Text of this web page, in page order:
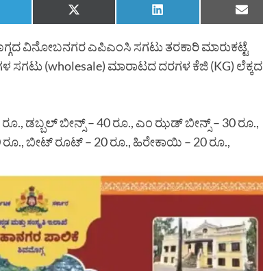
ವಿನೋಬನಗರ ಎಪಿಎಂಸಿ ಸಗಟು ತರಕಾರಿ ಮಾರುಕಟ್ಟೆ
ಸಗಟು (wholesale) ಮಾರಾಟದ ದರಗಳ ಕೆಜಿ (KG) ಲೆಕ್ಕದ
ಡಬ್ಬಲ್ ಬೀನ್ಸ್ – 40 ರೂ., ಎಂ ಝಡ್ ಬೀನ್ಸ್ – 30 ರೂ.,
ರೂ., ಬೀಟ್ ರೂಟ್ – 20 ರೂ., ಹಿರೇಕಾಯಿ – 20 ರೂ.,